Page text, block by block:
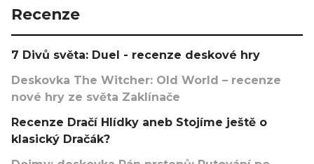
Recenze
7 Divů světa: Duel - recenze deskové hry
Deskovka The Witcher: Old World – recenze
nové hry ze světa Zaklínače
Recenze Dračí Hlídky aneb Stojíme ještě o
klasický Dračák?